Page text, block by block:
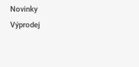
Novinky
Výprodej